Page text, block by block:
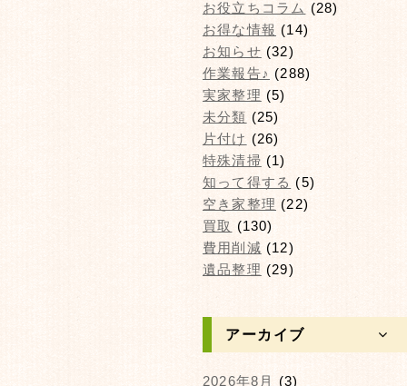
お役立ちコラム (28)
お得な情報 (14)
お知らせ (32)
作業報告♪ (288)
実家整理 (5)
未分類 (25)
片付け (26)
特殊清掃 (1)
知って得する (5)
空き家整理 (22)
買取 (130)
費用削減 (12)
遺品整理 (29)
アーカイブ
2026年8月
(3)